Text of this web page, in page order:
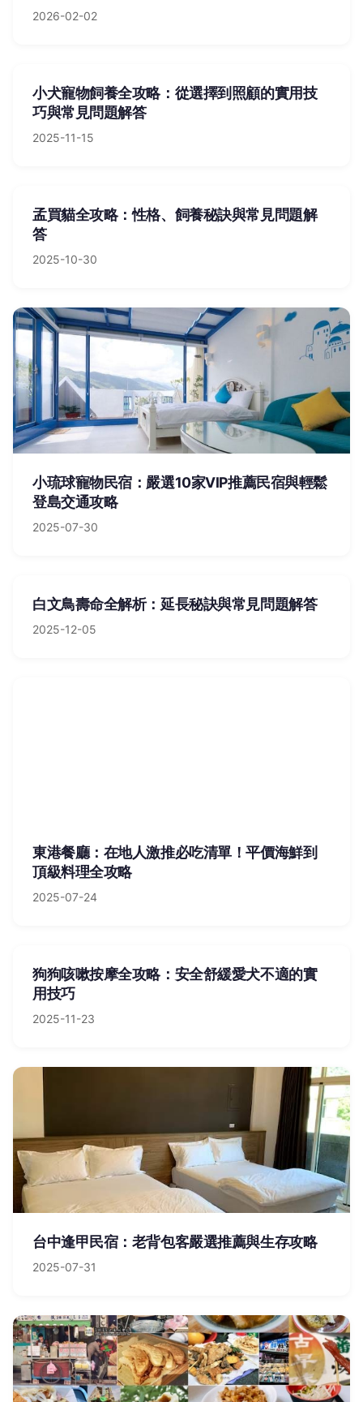
2026-02-02
小犬寵物飼養全攻略：從選擇到照顧的實用技
巧與常見問題解答
2025-11-15
孟買貓全攻略：性格、飼養秘訣與常見問題解
答
2025-10-30
小琉球寵物民宿：嚴選10家VIP推薦民宿與輕鬆
登島交通攻略
2025-07-30
白文鳥壽命全解析：延長秘訣與常見問題解答
2025-12-05
東港餐廳：在地人激推必吃清單！平價海鮮到
頂級料理全攻略
2025-07-24
狗狗咳嗽按摩全攻略：安全舒緩愛犬不適的實
用技巧
2025-11-23
台中逢甲民宿：老背包客嚴選推薦與生存攻略
2025-07-31